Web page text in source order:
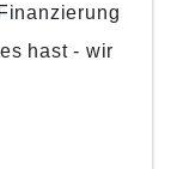
hast - wir